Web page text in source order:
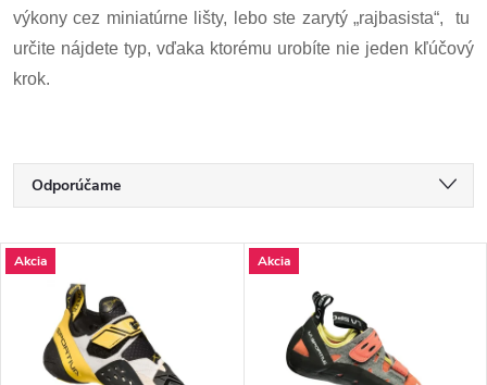
výkony cez miniatúrne lišty, lebo ste zarytý „rajbasista“, tu
určite nájdete typ, vďaka ktorému urobíte nie jeden kľúčový
krok.
R
a
Odporúčame
Najdrahšie
Najpredávanejšie
Abecedne
V
Akcia Akcia